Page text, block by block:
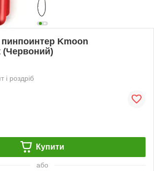
Kmoon
(Червоний)
і роздріб
Купити
або